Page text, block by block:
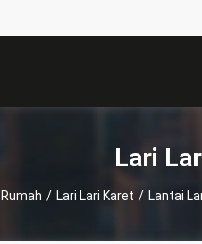
Lari
Rumah / Lari Lari Karet / Lantai